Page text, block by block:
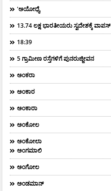
'ಅಯೋಧ್ಯೆ
13.74 ಲಕ್ಷ ಭಾರತೀಯರು ಸ್ವದೇಶಕ್ಕೆ ವಾಪಸ್
18:39
5 ಗ್ರಾಮೀಣ ರಸ್ತೆಗಳಿಗೆ ಪುನರುಜ್ಜೀವನ
ಅಂಕರಾ
ಅಂಕಾರ
ಅಂಕಾರಾ
ಅಂಕೋಲ
ಅಂಕೋಲಾ
ಅಂಗಮಾಲಿ
ಅಂಗೋಲ
ಅಂಡಮಾನ್